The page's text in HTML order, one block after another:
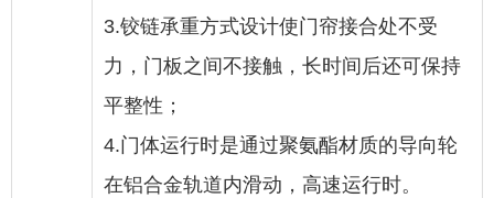
3.铰链承重方式设计使门帘接合处不受
力，门板之间不接触，长时间后还可保持
平整性；
4.门体运行时是通过聚氨酯材质的导向轮
在铝合金轨道内滑动，高速运行时。